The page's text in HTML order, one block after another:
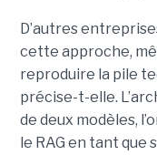
D’autres
cette approche,
reproduire la pile
précise-t-elle.
de deux modèles,
le RAG en tant que